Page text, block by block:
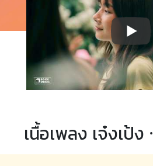
เนื้อเพลง เจ๋งเป้ง ·